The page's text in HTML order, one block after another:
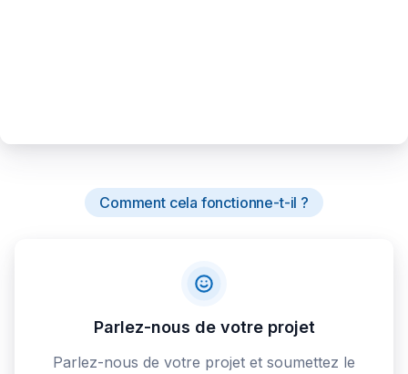
Comment cela fonctionne-t-il ?
Parlez-nous de votre projet
Parlez-nous de votre projet et soumettez le